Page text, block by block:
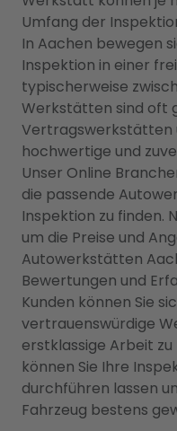
Umfang der
In Aachen bewegen
Inspektion in einer
typischerweise
Werkstätten sind oft
Vertragswerkstätten
hochwertige und
Unser Online
die passende
Inspektion zu finden.
um die Preise und
Autowerkstätten
Bewertungen und
Kunden können Sie
vertrauenswürdige
erstklassige Arbeit
können Sie Ihre
durchführen lassen
Fahrzeug bestens